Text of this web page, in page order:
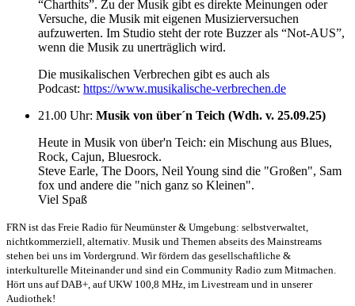
“Charthits”. Zu der Musik gibt es direkte Meinungen oder
Versuche, die Musik mit eigenen Musizierversuchen
aufzuwerten. Im Studio steht der rote Buzzer als “Not-AUS”,
wenn die Musik zu unerträglich wird.
Die musikalischen Verbrechen gibt es auch als
Podcast: https://www.musikalische-verbrechen.de
21.00 Uhr: Musik von über´n Teich (Wdh. v. 25.09.25)
Heute in Musik von über'n Teich: ein Mischung aus Blues,
Rock, Cajun, Bluesrock.
Steve Earle, The Doors, Neil Young sind die "Großen", Sam
fox und andere die "nich ganz so Kleinen".
Viel Spaß
FRN ist das Freie Radio für Neumünster & Umgebung: selbstverwaltet,
nichtkommerziell, alternativ. Musik und Themen abseits des Mainstreams
stehen bei uns im Vordergrund. Wir fördern das gesellschaftliche &
interkulturelle Miteinander und sind ein Community Radio zum Mitmachen.
Hört uns auf DAB+, auf UKW 100,8 MHz, im Livestream und in unserer
Audiothek!